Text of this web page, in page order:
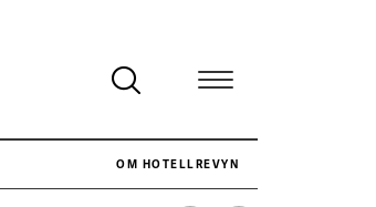
OM HOTELLREVYN